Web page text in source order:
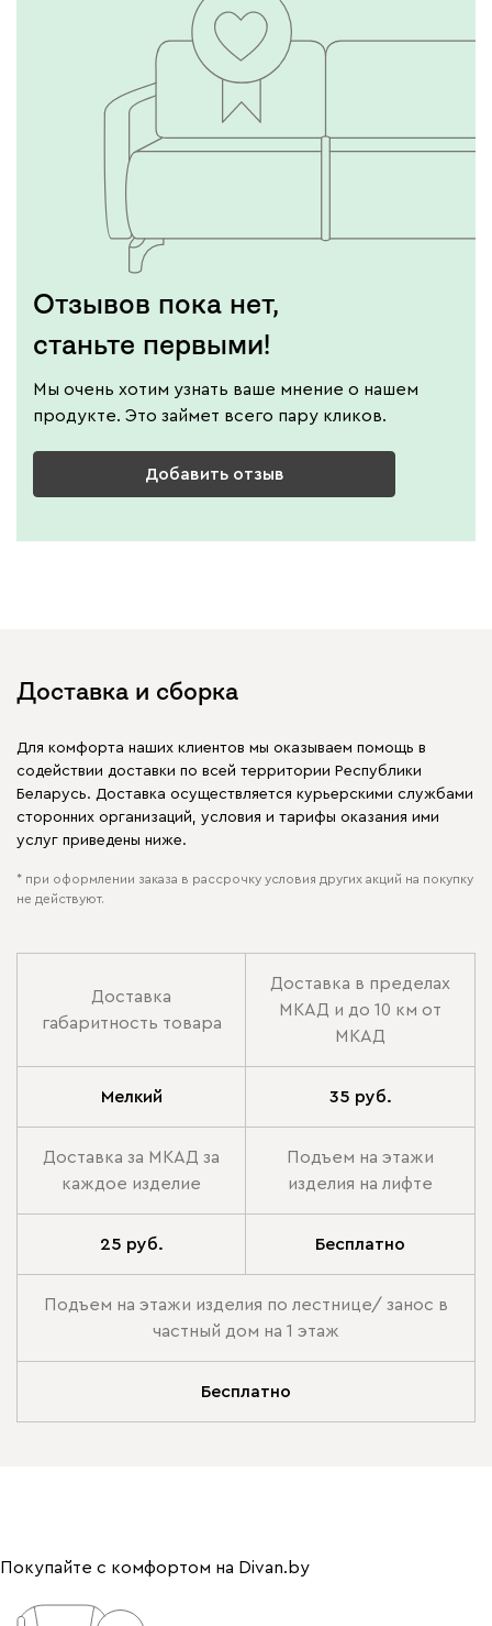
Отзывов пока нет,
станьте первыми!
Мы очень хотим узнать ваше мнение о нашем
продукте. Это займет всего пару кликов.
Добавить отзыв
Доставка и сборка
Для комфорта наших клиентов мы оказываем помощь в
содействии доставки по всей территории Республики
Беларусь. Доставка осуществляется курьерскими службами
сторонних организаций, условия и тарифы оказания ими
услуг приведены ниже.
* при оформлении заказа в рассрочку условия других акций на покупку
не действуют.
Доставка
габаритность товара
Доставка в пределах
МКАД и до 10 км от
МКАД
Мелкий 35 руб.
Доставка за МКАД за
каждое изделие
Подъем на этажи
изделия на лифте
25 руб. Бесплатно
Подъем на этажи изделия по лестнице/ занос в
частный дом на 1 этаж
Бесплатно
Покупайте с комфортом на Divan.by